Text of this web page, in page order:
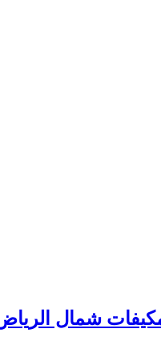
– خصم 40% – سبليت – شباك